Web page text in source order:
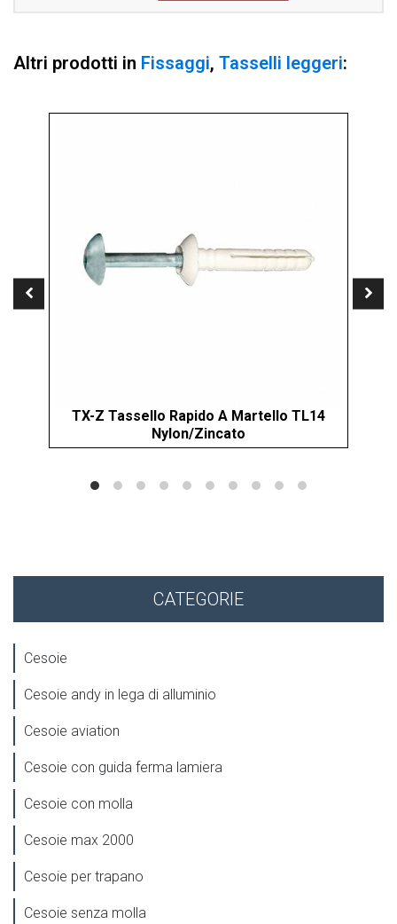
CATEGORIE
Cesoie
Cesoie andy in lega di alluminio
Cesoie aviation
Cesoie con guida ferma lamiera
Cesoie con molla
Cesoie max 2000
Cesoie per trapano
Cesoie senza molla
Vulcanizzata
quantità
Altri prodotti in Fissaggi, Tasselli leggeri:
TX-Z Tassello Rapido A Martello TL14
Nylon/Zincato